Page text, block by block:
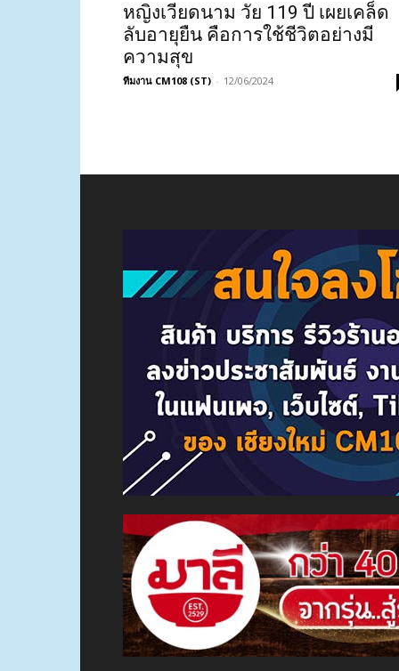
หญิงเวียดนาม วัย 119 ปี เผยเคล็ด
ลับอายุยืน คือการใช้ชีวิตอย่างมี
ความสุข
ทีมงาน CM108 (ST) - 12/06/2024